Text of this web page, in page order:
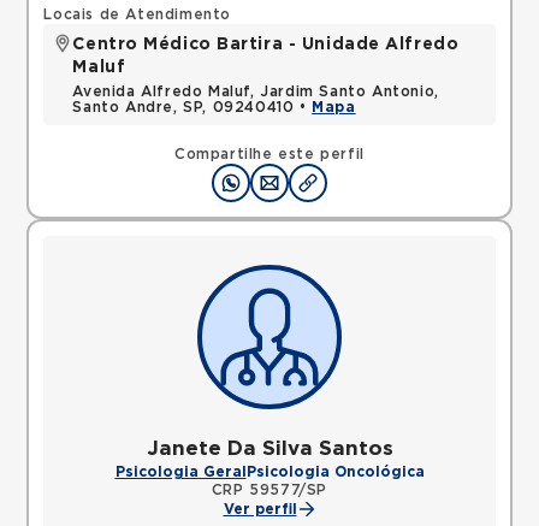
Compartilhe este perfil
Locais de Atendimento
Centro Médico Bartira - Unidade Alfredo
Maluf
Avenida Alfredo Maluf, Jardim Santo Antonio,
Santo Andre, SP, 09240410 •
Mapa
Janete Da Silva Santos
Psicologia Geral Psicologia Oncológica
CRP 59577/SP
Ver perfil